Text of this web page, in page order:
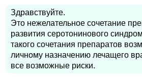
Здравствуйте.
Это нежелательное сочетание
развития серотонинового
такого сочетания препаратов
личному назначению лечащего
все возможные риски.